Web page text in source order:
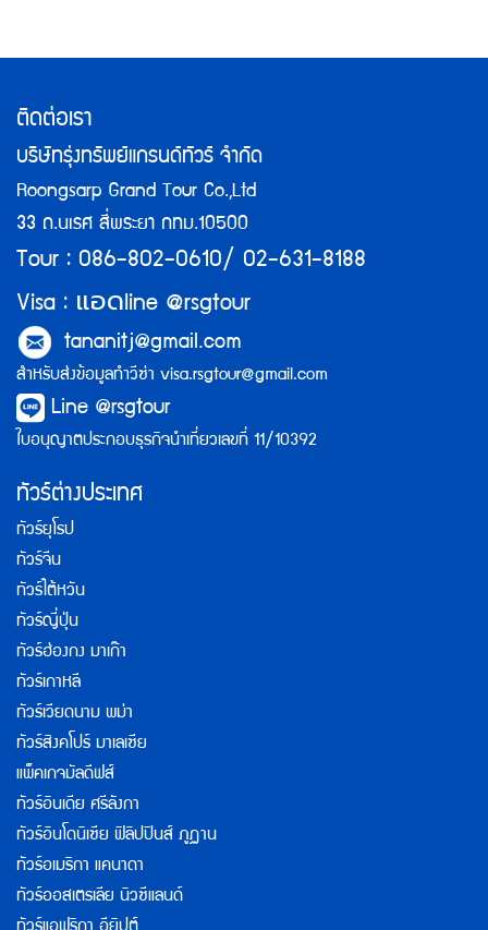
ติดต่อเรา
บริษัทรุ่งทรัพย์แกรนด์ทัวร์ จำกัด
Roongsarp Grand Tour Co.,Ltd
33 ถ.นเรศ สี่พระยา กทม.10500
Tour : 086-802-0610/ 02-631-8188
Visa : แอดline @rsgtour
tananitj@gmail.com
สำหรับส่งข้อมูลทำวีซ่า visa.rsgtour@gmail.com
Line @rsgtour
ใบอนุญาตประกอบธุรกิจนำเที่ยวเลขที่ 11/10392
ทัวร์ต่างประเทศ
ทัวร์ยุโรป
ทัวร์จีน
ทัวร์ไต้หวัน
ทัวร์ญี่ปุ่น
ทัวร์ฮ่องกง มาเก๊า
ทัวร์เกาหลี
ทัวร์เวียดนาม พม่า
ทัวร์สิงคโปร์ มาเลเซีย
แพ็คเกจมัลดีฟส์
ทัวร์อินเดีย ศรีลังกา
ทัวร์อินโดนิเซีย ฟิลิปปินส์ ภูฏาน
ทัวร์อเมริกา แคนาดา
ทัวร์ออสเตรเลีย นิวซีแลนด์